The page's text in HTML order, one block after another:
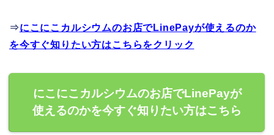
⇒にこにこカルシウムのお店でLinePayが使えるのか
を今すぐ知りたい方はこちらをクリック
にこにこカルシウムのお店でLinePayが
使えるのかを今すぐ知りたい方はこちら